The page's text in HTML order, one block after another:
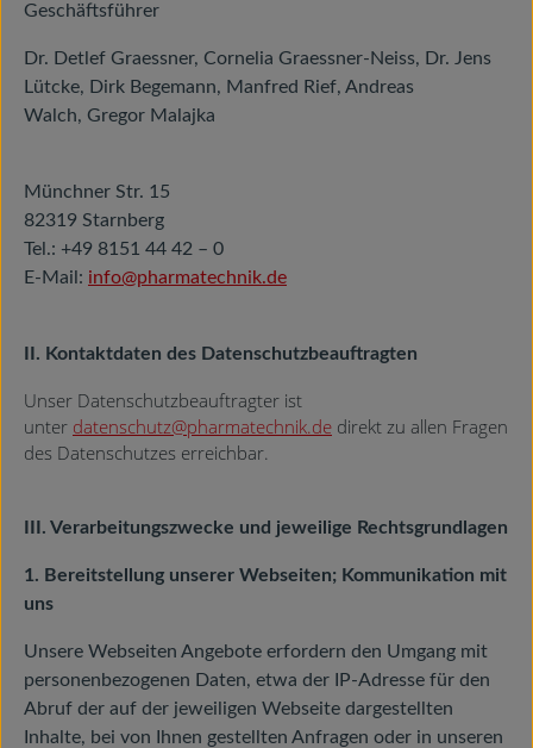
Geschäftsführer
Dr. Detlef Graessner, Cornelia Graessner-Neiss, Dr. Jens
Lütcke, Dirk Begemann, Manfred Rief, Andreas
Walch, Gregor Malajka
Münchner Str. 15
82319 Starnberg
Tel.: +49 8151 44 42 – 0
E-Mail: info@pharmatechnik.de
II. Kontaktdaten des Datenschutzbeauftragten
Unser Datenschutzbeauftragter ist
unter datenschutz@pharmatechnik.de direkt zu allen Fragen
des Datenschutzes erreichbar.
III. Verarbeitungszwecke und jeweilige Rechtsgrundlagen
1. Bereitstellung unserer Webseiten; Kommunikation mit
uns
Unsere Webseiten Angebote erfordern den Umgang mit
personenbezogenen Daten, etwa der IP-Adresse für den
Abruf der auf der jeweiligen Webseite dargestellten
Inhalte, bei von Ihnen gestellten Anfragen oder in unseren